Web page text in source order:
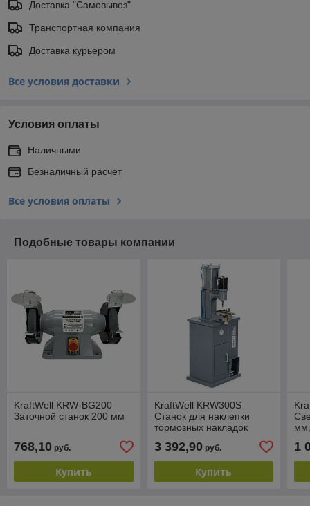
Доставка "Самовывоз"
Транспортная компания
Доставка курьером
Все условия доставки
Условия оплаты
Наличными
Безналичный расчет
Все условия оплаты
Подобные товары компании
KraftWell KRW-BG200
Заточной станок 200 мм
768,10 руб.
Купить
KraftWell KRW300S
Станок для наклепки
тормозных накладок
3 392,90руб.
Купить
1